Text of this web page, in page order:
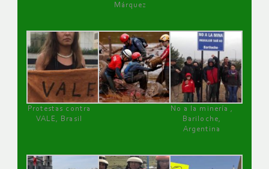
Márquez
Protestas contra
VALE, Brasil
No a la minería ,
Bariloche,
Argentina